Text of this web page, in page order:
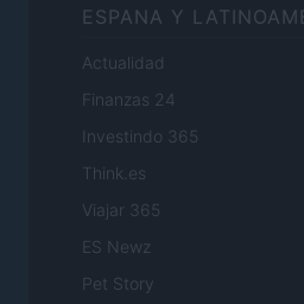
ESPANA Y
Actualidad
Finanzas 24
Investindo 365
Think.es
Viajar 365
ES Newz
Pet Story